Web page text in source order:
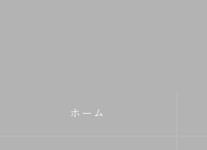
ホーム